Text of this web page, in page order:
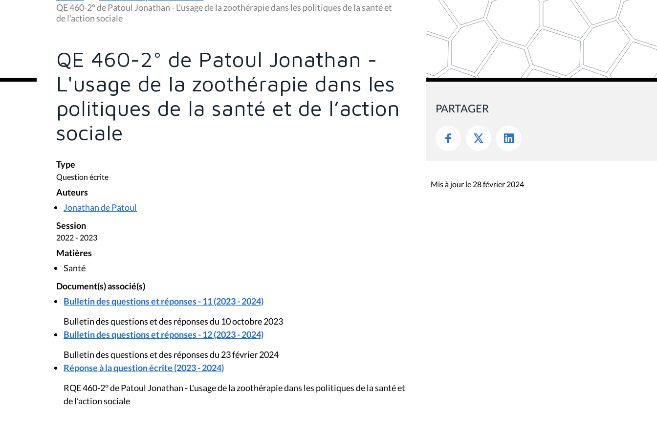
u
s
ê
c
QE 460-2° de Patoul Jonathan - L'usage de la zoothérapie dans les politiques de la santé et
de l’action sociale
QE 460-2° de Patoul Jonathan -
L'usage de la zoothérapie dans les
politiques de la santé et de l’action
sociale
Type
Question écrite
Auteurs
Jonathan de Patoul
Session
2022 - 2023
Matières
Santé
Document(s) associé(s)
Bulletin des questions et réponses - 11 (2023 - 2024)
Bulletin des questions et des réponses du 10 octobre 2023
Bulletin des questions et réponses - 12 (2023 - 2024)
Bulletin des questions et des réponses du 23 février 2024
Réponse à la question écrite (2023 - 2024)
RQE 460-2° de Patoul Jonathan - L'usage de la zoothérapie dans les politiques de la santé et
de l’action sociale
PARTAGER
Mis à jour le 28 février 2024